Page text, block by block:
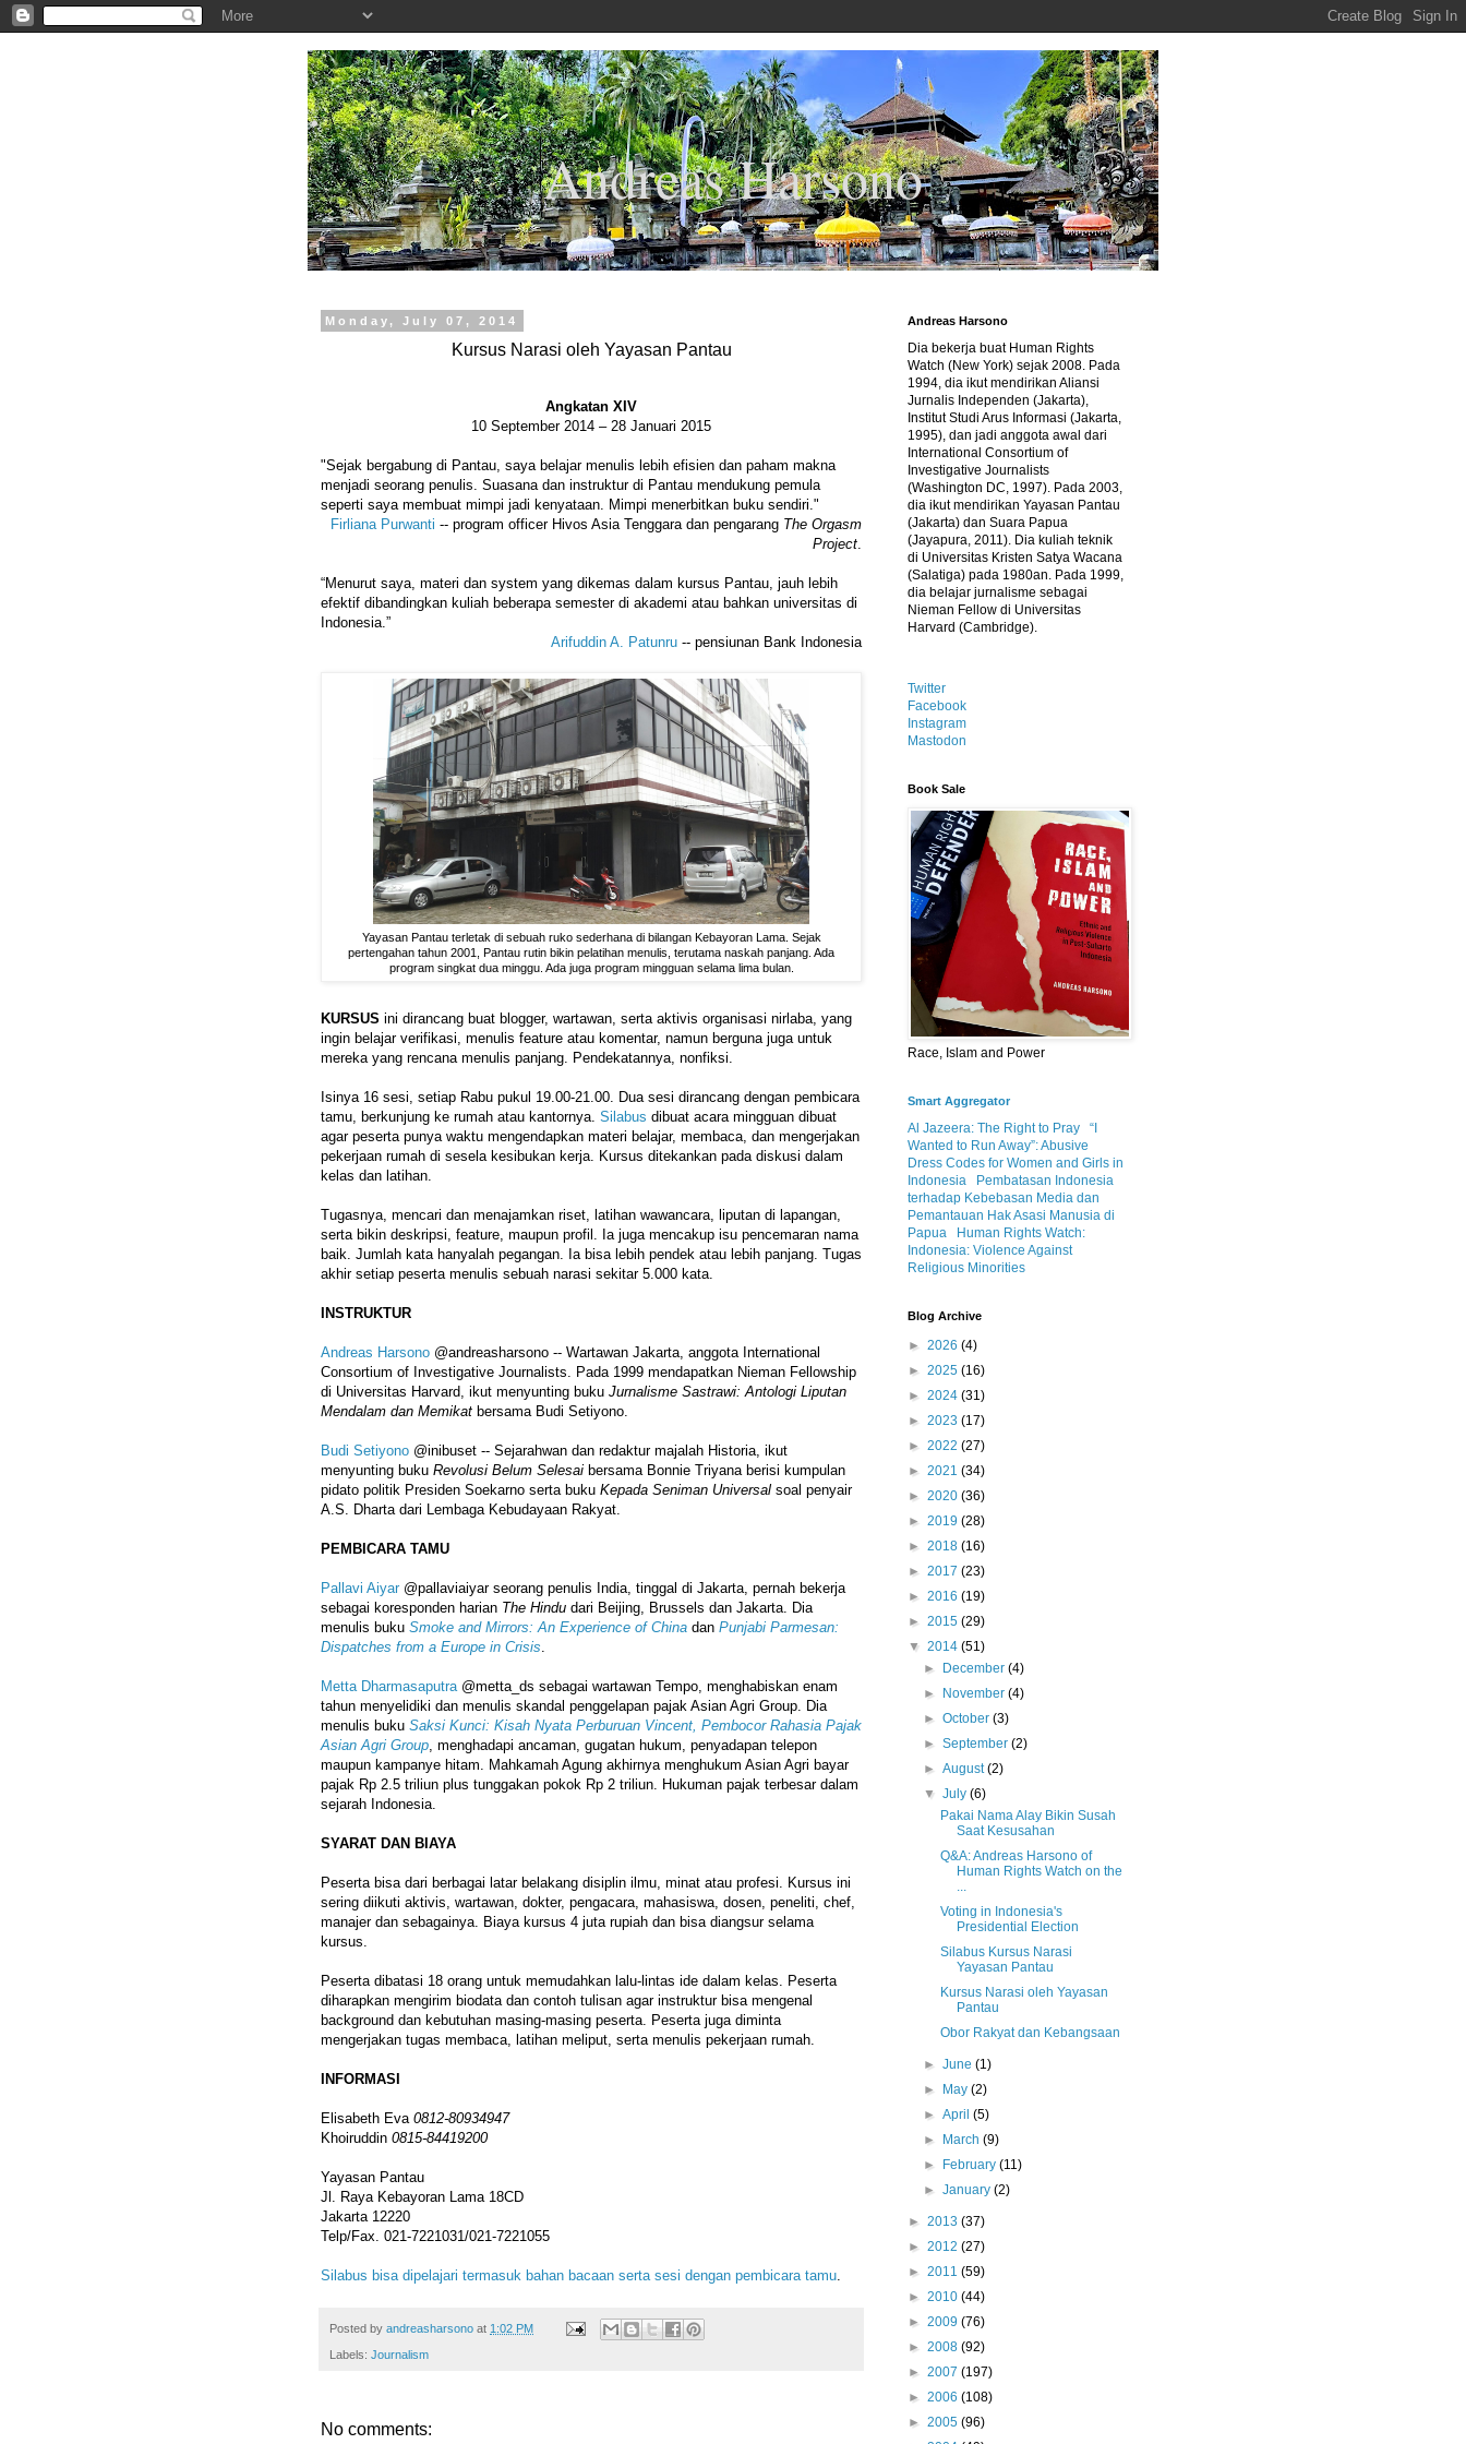
.
Andreas Harsono
Monday, July 07, 2014
Kursus Narasi oleh Yayasan Pantau
Angkatan XIV
10 September 2014 – 28 Januari 2015
"Sejak bergabung di Pantau, saya belajar menulis lebih efisien dan paham makna
menjadi seorang penulis. Suasana dan instruktur di Pantau mendukung pemula
seperti saya membuat mimpi jadi kenyataan. Mimpi menerbitkan buku sendiri."
Firliana Purwanti -- program officer Hivos Asia Tenggara dan pengarang The Orgasm
Project.
“Menurut saya, materi dan system yang dikemas dalam kursus Pantau, jauh lebih
efektif dibandingkan kuliah beberapa semester di akademi atau bahkan universitas di
Indonesia.”
Arifuddin A. Patunru -- pensiunan Bank Indonesia
Yayasan Pantau terletak di sebuah ruko sederhana di bilangan Kebayoran Lama. Sejak
pertengahan tahun 2001, Pantau rutin bikin pelatihan menulis, terutama naskah panjang. Ada
program singkat dua minggu. Ada juga program mingguan selama lima bulan.
KURSUS ini dirancang buat blogger, wartawan, serta aktivis organisasi nirlaba, yang
ingin belajar verifikasi, menulis feature atau komentar, namun berguna juga untuk
mereka yang rencana menulis panjang. Pendekatannya, nonfiksi.
Isinya 16 sesi, setiap Rabu pukul 19.00-21.00. Dua sesi dirancang dengan pembicara
tamu, berkunjung ke rumah atau kantornya. Silabus dibuat acara mingguan dibuat
agar peserta punya waktu mengendapkan materi belajar, membaca, dan mengerjakan
pekerjaan rumah di sesela kesibukan kerja. Kursus ditekankan pada diskusi dalam
kelas dan latihan.
Tugasnya, mencari dan menajamkan riset, latihan wawancara, liputan di lapangan,
serta bikin deskripsi, feature, maupun profil. Ia juga mencakup isu pencemaran nama
baik. Jumlah kata hanyalah pegangan. Ia bisa lebih pendek atau lebih panjang. Tugas
akhir setiap peserta menulis sebuah narasi sekitar 5.000 kata.
INSTRUKTUR
Andreas Harsono @andreasharsono -- Wartawan Jakarta, anggota International
Consortium of Investigative Journalists. Pada 1999 mendapatkan Nieman Fellowship
di Universitas Harvard, ikut menyunting buku Jurnalisme Sastrawi: Antologi Liputan
Mendalam dan Memikat bersama Budi Setiyono.
Budi Setiyono @inibuset -- Sejarahwan dan redaktur majalah Historia, ikut
menyunting buku Revolusi Belum Selesai bersama Bonnie Triyana berisi kumpulan
pidato politik Presiden Soekarno serta buku Kepada Seniman Universal soal penyair
A.S. Dharta dari Lembaga Kebudayaan Rakyat.
PEMBICARA TAMU
Pallavi Aiyar @pallaviaiyar seorang penulis India, tinggal di Jakarta, pernah bekerja
sebagai koresponden harian The Hindu dari Beijing, Brussels dan Jakarta. Dia
menulis buku Smoke and Mirrors: An Experience of China dan Punjabi Parmesan:
Dispatches from a Europe in Crisis
Metta Dharmasaputra @metta_ds sebagai wartawan Tempo, menghabiskan enam
tahun menyelidiki dan menulis skandal penggelapan pajak Asian Agri Group. Dia
menulis buku Saksi Kunci: Kisah Nyata Perburuan Vincent, Pembocor Rahasia Pajak
Asian Agri Group , menghadapi ancaman, gugatan hukum, penyadapan telepon
maupun kampanye hitam. Mahkamah Agung akhirnya menghukum Asian Agri bayar
pajak Rp 2.5 triliun plus tunggakan pokok Rp 2 triliun. Hukuman pajak terbesar dalam
sejarah Indonesia.
SYARAT DAN BIAYA
Peserta bisa dari berbagai latar belakang disiplin ilmu, minat atau profesi. Kursus ini
sering diikuti aktivis, wartawan, dokter, pengacara, mahasiswa, dosen, peneliti, chef,
manajer dan sebagainya. Biaya kursus 4 juta rupiah dan bisa diangsur selama
kursus.
Peserta dibatasi 18 orang untuk memudahkan lalu-lintas ide dalam kelas. Peserta
diharapkan mengirim biodata dan contoh tulisan agar instruktur bisa mengenal
background dan kebutuhan masing-masing peserta. Peserta juga diminta
mengerjakan tugas membaca, latihan meliput, serta menulis pekerjaan rumah.
INFORMASI
Elisabeth Eva 0812-80934947
Khoiruddin 0815-84419200
Yayasan Pantau
Jl. Raya Kebayoran Lama 18CD
Jakarta 12220
Telp/Fax. 021-7221031/021-7221055
Silabus bisa dipelajari termasuk bahan bacaan serta sesi dengan pembicara tamu
Posted by andreasharsono at 1:02 PM
Labels: Journalism
No comments:
Andreas Harsono
Dia bekerja buat Human Rights
Watch (New York) sejak 2008. Pada
1994, dia ikut mendirikan Aliansi
Jurnalis Independen (Jakarta),
Institut Studi Arus Informasi (Jakarta,
1995), dan jadi anggota awal dari
International Consortium of
Investigative Journalists
(Washington DC, 1997). Pada 2003,
dia ikut mendirikan Yayasan Pantau
(Jakarta) dan Suara Papua
(Jayapura, 2011). Dia kuliah teknik
di Universitas Kristen Satya Wacana
(Salatiga) pada 1980an. Pada 1999,
dia belajar jurnalisme sebagai
Nieman Fellow di Universitas
Harvard (Cambridge).
Twitter
Facebook
Instagram
Mastodon
Book Sale
Race, Islam and Power
Smart Aggregator
Al Jazeera: The Right to Pray
“I
Wanted to Run Away”: Abusive
Dress Codes for Women and Girls in
Indonesia
Pembatasan Indonesia
terhadap Kebebasan Media dan
Pemantauan Hak Asasi Manusia di
Papua
Human Rights Watch:
Indonesia: Violence Against
Religious Minorities
Blog Archive
► 2026 (4)
► 2025 (16)
► 2024 (31)
► 2023 (17)
► 2022 (27)
► 2021 (34)
► 2020 (36)
► 2019 (28)
► 2018 (16)
► 2017 (23)
► 2016 (19)
► 2015 (29)
▼ 2014 (51)
►
December(4)
►
November(4)
►October(3)
►September(2)
►August(2)
▼July(6)
Pakai Nama Alay Bikin Susah
Saat Kesusahan
Q&A: Andreas Harsono of
Human Rights Watch on the
...
Voting in Indonesia's
Presidential Election
Silabus Kursus Narasi
Yayasan Pantau
Kursus Narasi oleh Yayasan
Pantau
Obor Rakyat dan Kebangsaan
►June(1)
►
May(2)
►April(5)
►
March(9)
►
February(11)
►January(2)
► 2013 (37)
► 2012 (27)
► 2011 (59)
► 2010 (44)
► 2009 (76)
► 2008 (92)
► 2007 (197)
► 2006 (108)
► 2005 (96)